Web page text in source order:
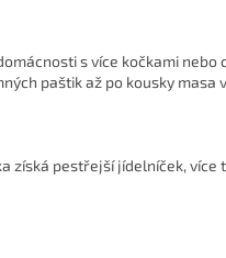
s více kočkami
paštik až po kousky masa
získá pestřejší jídelníček, více